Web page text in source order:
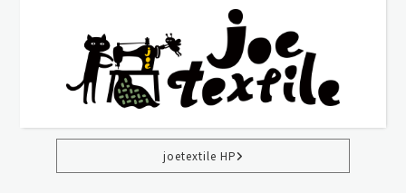
joetextile HP